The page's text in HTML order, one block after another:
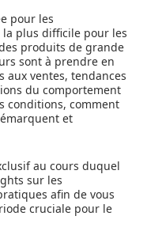
pour les
la plus difficile pour les
produits de grande
sont à prendre en
aux ventes, tendances
du comportement
conditions, comment
et
au cours duquel
sur les
afin de vous
cruciale pour le